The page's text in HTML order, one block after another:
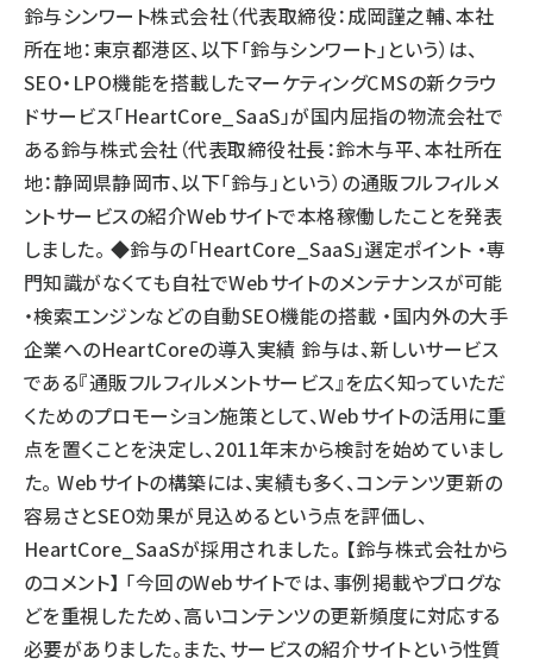
鈴与シンワート株式会社（代表取締役：成岡謹之輔、本社
所在地：東京都港区、以下「鈴与シンワート」という）は、
SEO・LPO機能を搭載したマーケティングCMSの新クラウ
ドサービス「HeartCore_SaaS」が国内屈指の物流会社で
ある鈴与株式会社（代表取締役社長：鈴木与平、本社所在
地：静岡県静岡市、以下「鈴与」という）の通販フルフィルメ
ントサービスの紹介Webサイトで本格稼働したことを発表
しました。 ◆鈴与の「HeartCore_SaaS」選定ポイント ・専
門知識がなくても自社でWebサイトのメンテナンスが可能
・検索エンジンなどの自動SEO機能の搭載 ・国内外の大手
企業へのHeartCoreの導入実績 鈴与は、新しいサービス
である『通販フルフィルメントサービス』を広く知っていただ
くためのプロモーション施策として、Webサイトの活用に重
点を置くことを決定し、2011年末から検討を始めていまし
た。 Webサイトの構築には、実績も多く、コンテンツ更新の
容易さとSEO効果が見込めるという点を評価し、
HeartCore_SaaSが採用されました。 【鈴与株式会社から
のコメント】 「今回のWebサイトでは、事例掲載やブログな
どを重視したため、高いコンテンツの更新頻度に対応する
必要がありました。また、サービスの紹介サイトという性質